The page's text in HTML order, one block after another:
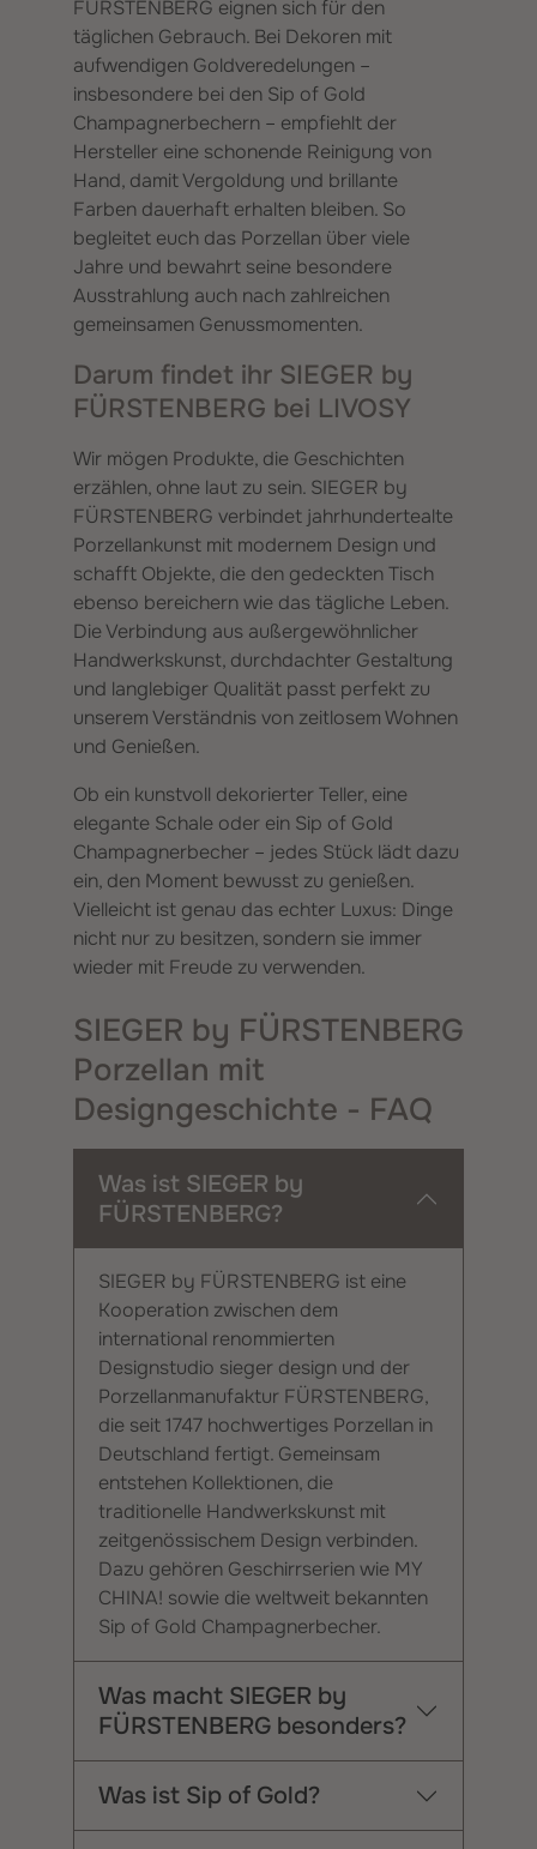
FÜRSTENBERG eignen sich für den
täglichen Gebrauch. Bei Dekoren mit
aufwendigen Goldveredelungen –
insbesondere bei den Sip of Gold
Champagnerbechern – empfiehlt der
Hersteller eine schonende Reinigung von
Hand, damit Vergoldung und brillante
Farben dauerhaft erhalten bleiben. So
begleitet euch das Porzellan über viele
Jahre und bewahrt seine besondere
Ausstrahlung auch nach zahlreichen
gemeinsamen Genussmomenten.
Darum findet ihr SIEGER by
FÜRSTENBERG bei LIVOSY
Wir mögen Produkte, die Geschichten
erzählen, ohne laut zu sein. SIEGER by
FÜRSTENBERG verbindet jahrhundertealte
Porzellankunst mit modernem Design und
schafft Objekte, die den gedeckten Tisch
ebenso bereichern wie das tägliche Leben.
Die Verbindung aus außergewöhnlicher
Handwerkskunst, durchdachter Gestaltung
und langlebiger Qualität passt perfekt zu
unserem Verständnis von zeitlosem Wohnen
und Genießen.
Ob ein kunstvoll dekorierter Teller, eine
elegante Schale oder ein Sip of Gold
Champagnerbecher – jedes Stück lädt dazu
ein, den Moment bewusst zu genießen.
Vielleicht ist genau das echter Luxus: Dinge
nicht nur zu besitzen, sondern sie immer
wieder mit Freude zu verwenden.
SIEGER by FÜRSTENBERG
Porzellan mit
Designgeschichte - FAQ
Was ist SIEGER by
FÜRSTENBERG?
SIEGER by FÜRSTENBERG ist eine
Kooperation zwischen dem
international renommierten
Designstudio sieger design und der
Porzellanmanufaktur FÜRSTENBERG,
die seit 1747 hochwertiges Porzellan in
Deutschland fertigt. Gemeinsam
entstehen Kollektionen, die
traditionelle Handwerkskunst mit
zeitgenössischem Design verbinden.
Dazu gehören Geschirrserien wie MY
CHINA! sowie die weltweit bekannten
Sip of Gold Champagnerbecher.
Was macht SIEGER by
FÜRSTENBERG besonders?
Was ist Sip of Gold?